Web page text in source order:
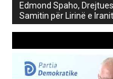
Edmond Spaho,
Samitin për Lirinë e